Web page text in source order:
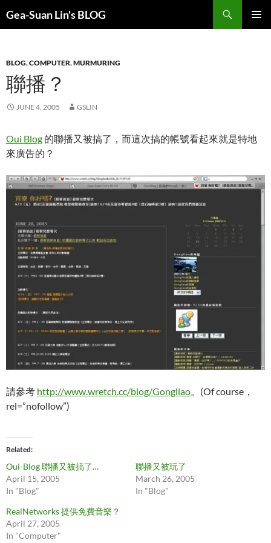
Gea-Suan Lin's BLOG
BLOG,COMPUTER,MURMURING
聯播？
JUNE 4, 2005 GSLIN
Oui Blog 的聯播又被搞了，而這次搞的帳號看起來就是特地
來廣告的？
請參考 http://www.wretch.cc/blog/Gongliao 。(Of course，
rel=”nofollow”)
Related
Oui-Blog 聯播又被搞了…
April 15, 2005
In "Blog"
聯播又被玩了
March 26, 2005
In "Blog"
RealNetworks 提供免費音樂？
April 27, 2005
In "Computer"